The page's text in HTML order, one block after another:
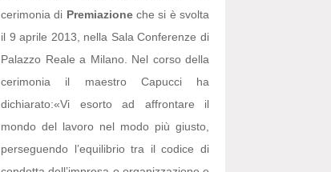
cerimonia di Premiazioneche si è svolta
il 9 aprile 2013, nella Sala Conferenze di
Palazzo Reale a Milano. Nel corso della
cerimonia il maestro Capucci ha
dichiarato:«Vi esorto ad affrontare il
mondo del lavoro nel modo più giusto,
perseguendo l’equilibrio tra il codice di